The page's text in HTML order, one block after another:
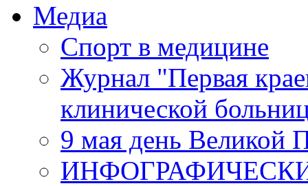
Медиа
Спорт в медицине
Журнал "Первая
клинической
9 мая день Великой